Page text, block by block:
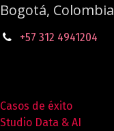
Bogotá, Colombia
+57 312 4941204
Casos de éxito
Studio Data & AI